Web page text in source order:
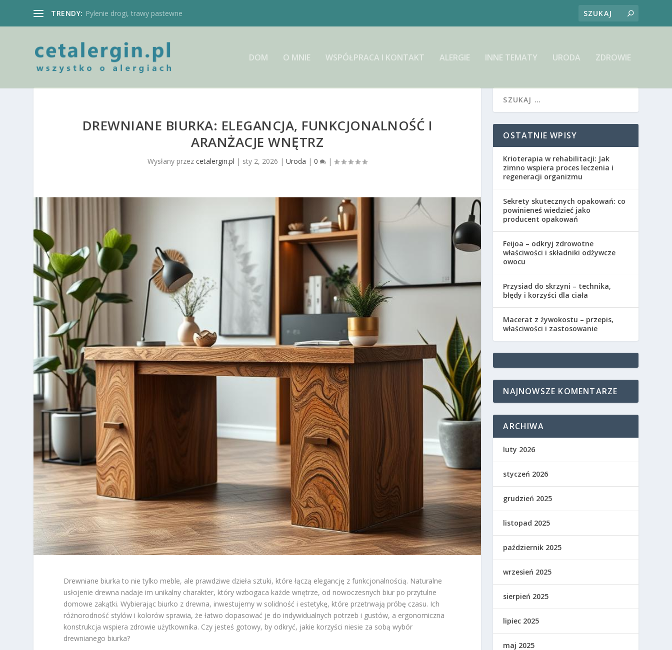
TRENDY: Pylenie drogi, trawy pastewne
DOM O MNIE WSPÓŁPRACA I KONTAKT ALERGIE INNE TEMATY URODA ZDROWIE
DREWNIANE BIURKA: ELEGANCJA, FUNKCJONALNOŚĆ I
ARANŻACJE WNĘTRZ
Wysłany przezcetalergin.pl | sty 2, 2026 |Uroda |0 |
Drewniane biurka to nie tylko meble, ale prawdziwe dzieła sztuki, które łączą elegancję z funkcjonalnością. Naturalne
usłojenie drewna nadaje im unikalny charakter, który wzbogaca każde wnętrze, od nowoczesnych biur po przytulne
domowe zakątki. Wybierając biurko z drewna, inwestujemy w solidność i estetykę, które przetrwają próbę czasu. Ich
różnorodność stylów i kolorów sprawia, że łatwo dopasować je do indywidualnych potrzeb i gustów, a ergonomiczna
konstrukcja wspiera zdrowie użytkownika. Czy jesteś gotowy, by odkryć, jakie korzyści niesie za sobą wybór
drewnianego biurka?
OSTATNIE WPISY
Krioterapia w rehabilitacji: Jak
zimno wspiera proces leczenia i
regeneracji organizmu
Sekrety skutecznych opakowań: co
powinieneś wiedzieć jako
producent opakowań
Feijoa – odkryj zdrowotne
właściwości i składniki odżywcze
owocu
Przysiad do skrzyni – technika,
błędy i korzyści dla ciała
Macerat z żywokostu – przepis,
właściwości i zastosowanie
NAJNOWSZE KOMENTARZE
ARCHIWA
luty 2026
styczeń 2026
grudzień 2025
listopad 2025
październik 2025
wrzesień 2025
sierpień 2025
lipiec 2025
maj 2025